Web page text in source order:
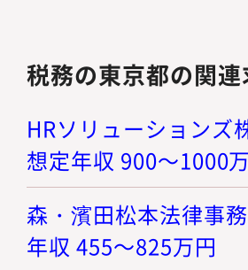
税務の東京都の関連
HRソリューションズ
想定年収 900～1000
森・濱田松本法律事
年収 455～825万円